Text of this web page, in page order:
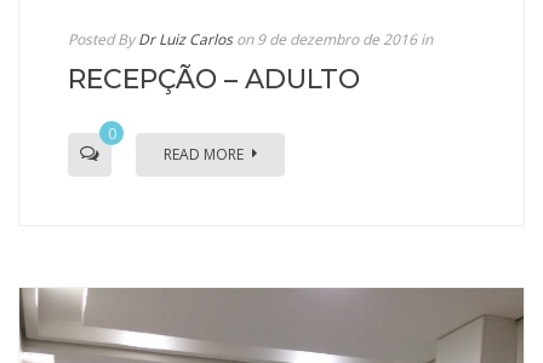
Posted ByDr Luiz Carlos on 9 de dezembro de 2016in
RECEPÇÃO – ADULTO
0
READ MORE